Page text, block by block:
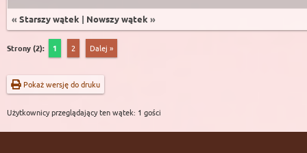
« Starszy wątek | Nowszy wątek »
Strony (2): 1 2 Dalej »
Pokaż wersję do druku
Użytkownicy przeglądający ten wątek: 1 gości